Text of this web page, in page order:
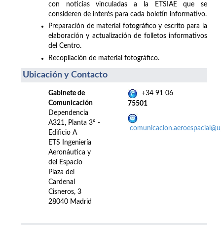
con noticias vinculadas a la ETSIAE que se
consideren de interés para cada boletín informativo.
Preparación de material fotográfico y escrito para la
elaboración y actualización de folletos informativos
del Centro.
Recopilación de material fotográfico.
Ubicación y Contacto
Gabinete de
Comunicación
Dependencia
A321, Planta 3º -
Edificio A
ETS Ingeniería
Aeronáutica y
del Espacio
Plaza del
Cardenal
Cisneros, 3
28040 Madrid
+34 91 06
75501